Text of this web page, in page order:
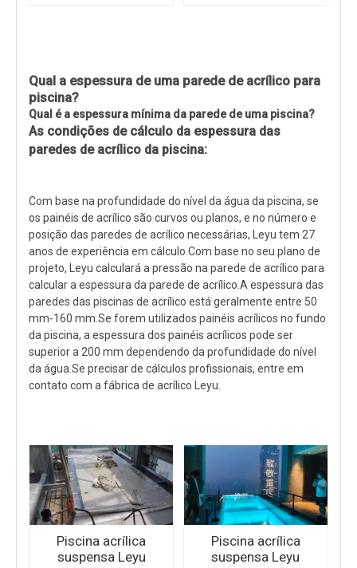
Qual a espessura de uma parede de acrílico para
piscina?
Qual é a espessura mínima da parede de uma piscina?
As condições de cálculo da espessura das
paredes de acrílico da piscina:
Com base na profundidade do nível da água da piscina, se
os painéis de acrílico são curvos ou planos, e no número e
posição das paredes de acrílico necessárias, Leyu tem 27
anos de experiência em cálculo.Com base no seu plano de
projeto, Leyu calculará a pressão na parede de acrílico para
calcular a espessura da parede de acrílico.A espessura das
paredes das piscinas de acrílico está geralmente entre 50
mm-160 mm.Se forem utilizados painéis acrílicos no fundo
da piscina, a espessura dos painéis acrílicos pode ser
superior a 200 mm dependendo da profundidade do nível
da água.Se precisar de cálculos profissionais, entre em
contato com a fábrica de acrílico Leyu.
Piscina acrílica
suspensa Leyu
Piscina acrílica
suspensa Leyu